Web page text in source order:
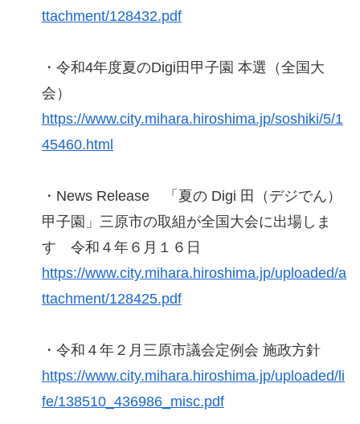
ttachment/128432.pdf
・令和4年度夏のDigi田甲子園 本選（全国大
会）
https://www.city.mihara.hiroshima.jp/soshiki/5/1
45460.html
・News Release 「夏の Digi 田（デジでん）
甲子園」三原市の取組が全国大会に出場しま
す 令和４年６月１６日
https://www.city.mihara.hiroshima.jp/uploaded/a
ttachment/128425.pdf
・令和４年２月三原市議会定例会 施政方針
https://www.city.mihara.hiroshima.jp/uploaded/li
fe/138510_436986_misc.pdf